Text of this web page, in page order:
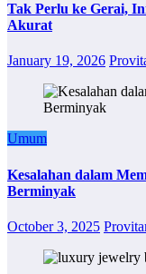
Tak Perlu ke Gerai,
Akurat
January 19, 2026
Umum
Kesalahan dalam
Berminyak
October 3, 2025